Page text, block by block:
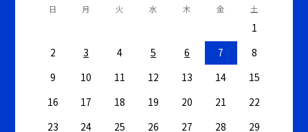
日 月 火 水 木 金 土
1
2
3 4 5 6 7
8
9
10 11 12 13 14
15
16
17 18 19 20 21
22
23
24 25 26 27 28
29